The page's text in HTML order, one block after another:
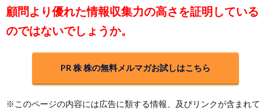
顧問より優れた情報収集力の高さを証明している
のではないでしょうか。
PR 株 株の無料メルマガお試しはこちら
※このページの内容には広告に類する情報、及びリンクが含まれて